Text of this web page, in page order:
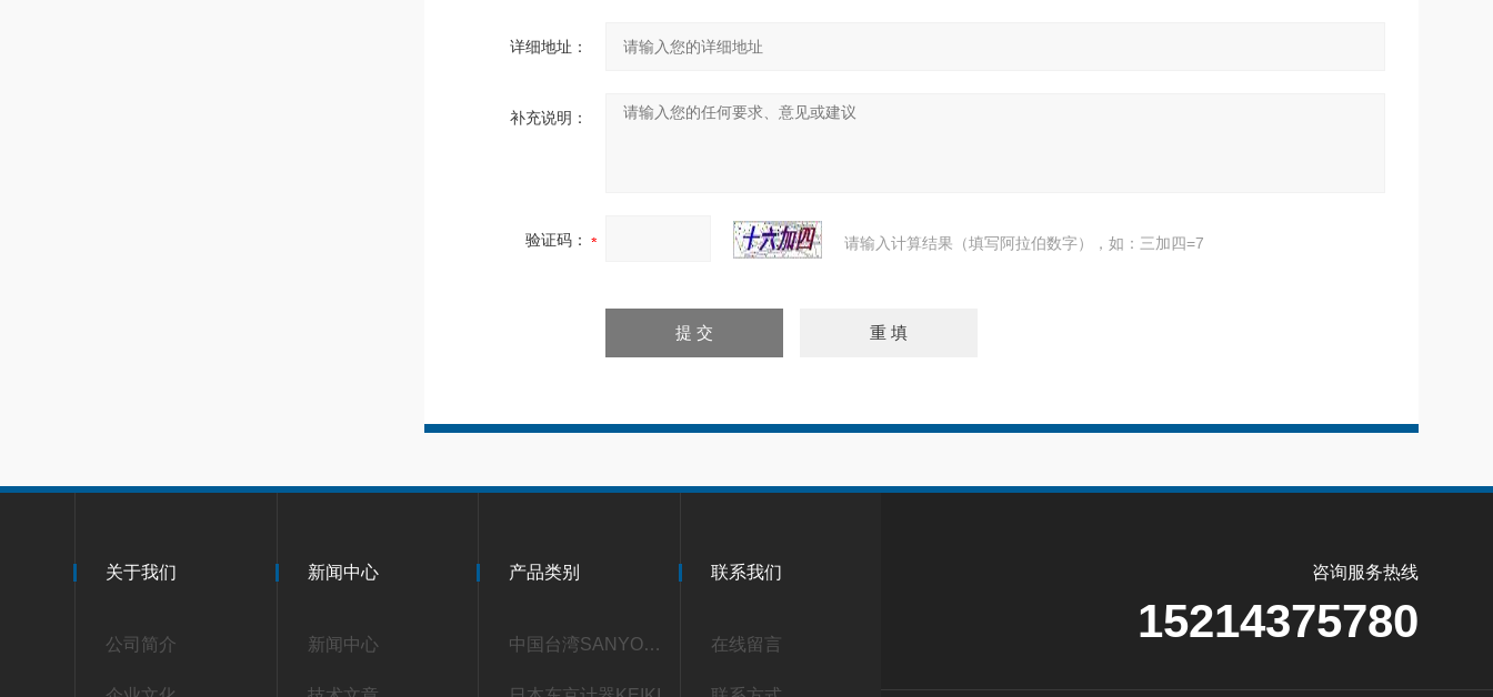
详细地址：
补充说明：
验证码： 请输入计算结果（填写阿拉伯数字），如：三加四=7
关于我们
公司简介
新闻中心
新闻中心
产品类别
中国台湾SANYOU三友
联系我们
在线留言
咨询服务热线
15214375780